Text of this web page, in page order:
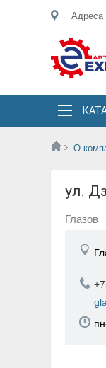
Адреса
О
ул.
Глазов